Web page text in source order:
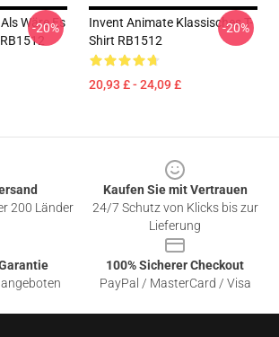
Wäre Es
-20%
Invent Animate Klassisches T-
Shirt RB1512
20,93 £ - 24,09 £
-20%
200 Länder
Kaufen Sie mit Vertrauen
24/7 Schutz von Klicks bis zur
Lieferung
100% Sicherer Checkout
PayPal / MasterCard / Visa